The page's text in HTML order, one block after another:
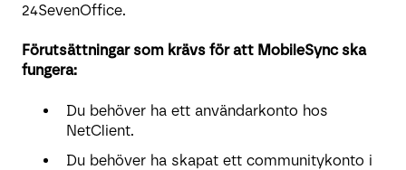
24SevenOffice.
Förutsättningar som krävs för att MobileSync ska
fungera:
Du behöver ha ett användarkonto hos
NetClient.
Du behöver ha skapat ett communitykonto i